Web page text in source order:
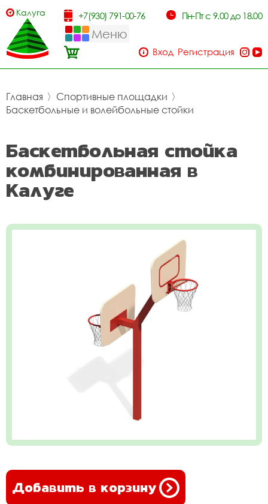
Калуга +7(930) 791-00-76 Пн-Пт с 9.00 до 18.00
Меню
Вход Регистрация
Главная 〉 Спортивные площадки 〉
Баскетбольные и волейбольные стойки
Баскетбольная стойка
комбинированная в
Калуге
Добавить в корзину